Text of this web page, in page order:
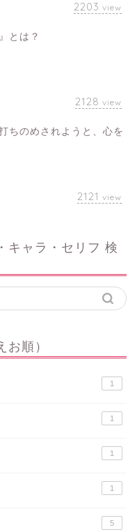
2203 view
とは？
2128 view
ちのめされようと、心を
2121 view
お順）
1
1
1
1
5